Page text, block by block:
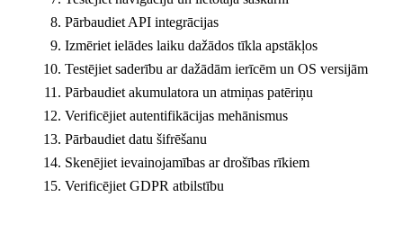
Pārbaudiet API integrācijas
Izmēriet ielādes laiku dažādos tīkla apstākļos
Testējiet saderību ar dažādām ierīcēm un OS versijām
Pārbaudiet akumulatora un atmiņas patēriņu
Verificējiet autentifikācijas mehānismus
Pārbaudiet datu šifrēšanu
Skenējiet ievainojamības ar drošības rīkiem
Verificējiet GDPR atbilstību